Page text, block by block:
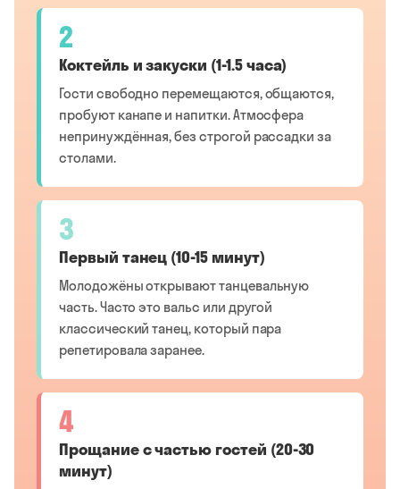
2
Коктейль и закуски (1-1.5 часа)
Гости свободно перемещаются, общаются,
пробуют канапе и напитки. Атмосфера
непринуждённая, без строгой рассадки за
столами.
3
Первый танец (10-15 минут)
Молодожёны открывают танцевальную
часть. Часто это вальс или другой
классический танец, который пара
репетировала заранее.
4
Прощание с частью гостей (20-30
минут)